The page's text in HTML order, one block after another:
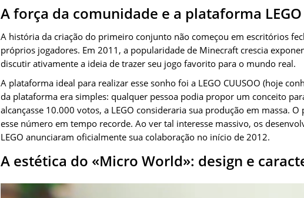
A força da comunidade e a plataforma LEGO
A história da criação do primeiro conjunto não começou em escritórios
próprios jogadores. Em 2011, a popularidade de Minecraft crescia
discutir ativamente a ideia de trazer seu jogo favorito para o mundo real.
A plataforma ideal para realizar esse sonho foi a LEGO CUUSOO (hoje
da plataforma era simples: qualquer pessoa podia propor um conceito
alcançasse 10.000 votos, a LEGO consideraria sua produção em massa.
esse número em tempo recorde. Ao ver tal interesse massivo, os
LEGO anunciaram oficialmente sua colaboração no início de 2012.
A estética do «Micro World»: design e